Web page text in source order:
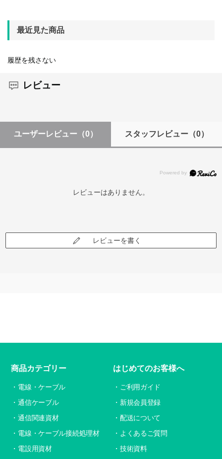
最近見た商品
履歴を残さない
レビュー
ユーザーレビュー （0） スタッフレビュー（0）
レビューはありません。
レビューを書く
商品カテゴリー
電線・ケーブル
通信ケーブル
通信関連資材
電線・ケーブル接続処理材
電設用資材
はじめてのお客様へ
ご利用ガイド
新規会員登録
配送について
よくあるご質問
技術資料